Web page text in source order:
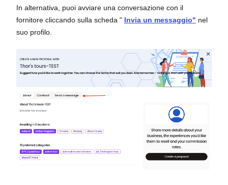
In alternativa, puoi avviare una conversazione con il
fornitore cliccando sulla scheda " Invia un messaggio" nel
suo profilo.